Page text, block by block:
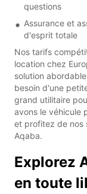
questions
Assurance et
d'esprit totale
Nos tarifs
location chez
solution
besoin d'une
grand utilitaire
avons le véhicule
et profitez de nos
Aqaba.
Explorez
en toute